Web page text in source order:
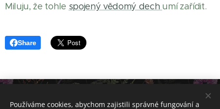
Miluju, že tohle spojený vědomý dech umí zařídit.
Share
Používáme cookies, abychom zajistili správné fungování a